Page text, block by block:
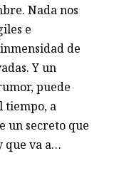
Nada nos
e
de
Y un
puede
tiempo, a
un secreto que
que va a…